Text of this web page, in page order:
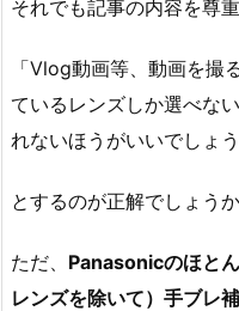
それでも記事の内容を尊
「Vlog動画等、動画を撮
ているレンズしか選べな
れないほうがいいでしょう
とするのが正解でしょうか
ただ、 Panasonicのほと
レンズを除いて）手ブレ